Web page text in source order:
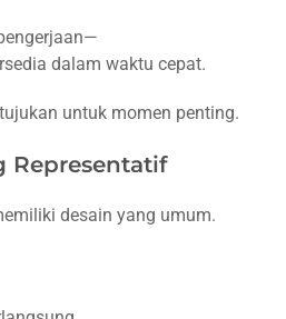
dalam waktu cepat.
untuk momen penting.
Representatif
desain yang umum.